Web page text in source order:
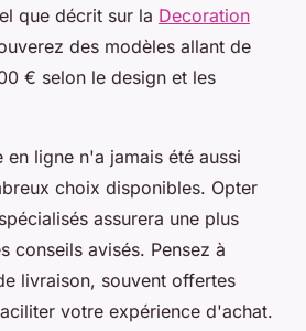
que décrit sur la Decoration
des modèles allant de
€ selon le design et les
ligne n'a jamais été aussi
choix disponibles. Opter
assurera une plus
conseils avisés. Pensez à
livraison, souvent offertes
votre expérience d'achat.